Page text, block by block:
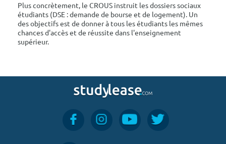
Plus concrètement, le CROUS instruit les dossiers sociaux
étudiants (DSE : demande de bourse et de logement). Un
des objectifs est de donner à tous les étudiants les mêmes
chances d'accès et de réussite dans l'enseignement
supérieur.